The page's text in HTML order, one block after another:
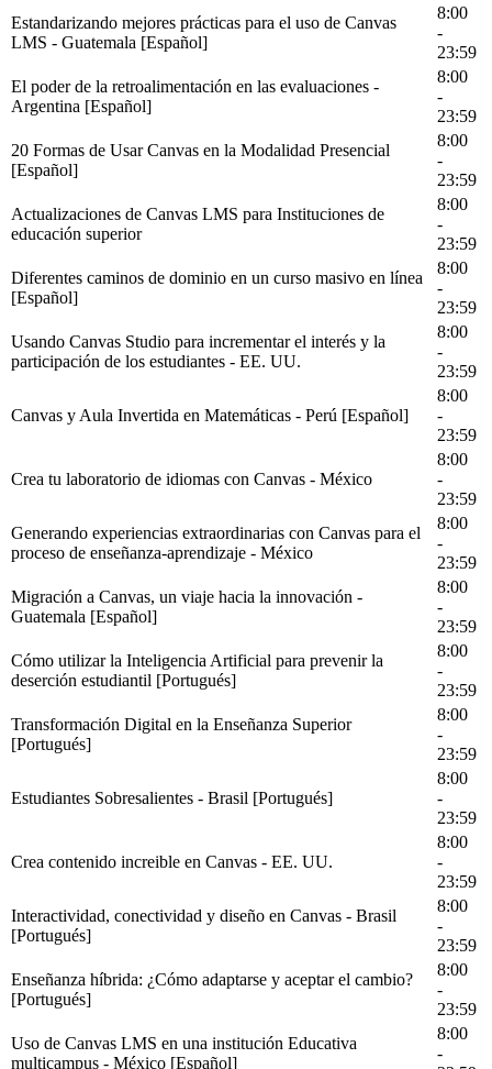
Estandarizando mejores prácticas para el uso de Canvas
LMS - Guatemala [Español]
8:00
-
23:59
El poder de la retroalimentación en las evaluaciones -
Argentina [Español]
8:00
-
23:59
20 Formas de Usar Canvas en la Modalidad Presencial
[Español]
8:00
-
23:59
Actualizaciones de Canvas LMS para Instituciones de
educación superior
8:00
-
23:59
Diferentes caminos de dominio en un curso masivo en línea
[Español]
8:00
-
23:59
Usando Canvas Studio para incrementar el interés y la
participación de los estudiantes - EE. UU.
8:00
-
23:59
Canvas y Aula Invertida en Matemáticas - Perú [Español]
8:00
-
23:59
Crea tu laboratorio de idiomas con Canvas - México
8:00
-
23:59
Generando experiencias extraordinarias con Canvas para el
proceso de enseñanza-aprendizaje - México
8:00
-
23:59
Migración a Canvas, un viaje hacia la innovación -
Guatemala [Español]
8:00
-
23:59
Cómo utilizar la Inteligencia Artificial para prevenir la
deserción estudiantil [Portugués]
8:00
-
23:59
Transformación Digital en la Enseñanza Superior
[Portugués]
8:00
-
23:59
Estudiantes Sobresalientes - Brasil [Portugués]
8:00
-
23:59
Crea contenido increible en Canvas - EE. UU.
8:00
-
23:59
Interactividad, conectividad y diseño en Canvas - Brasil
[Portugués]
8:00
-
23:59
Enseñanza híbrida: ¿Cómo adaptarse y aceptar el cambio?
[Portugués]
8:00
-
23:59
Uso de Canvas LMS en una institución Educativa
multicampus - México [Español]
8:00
-